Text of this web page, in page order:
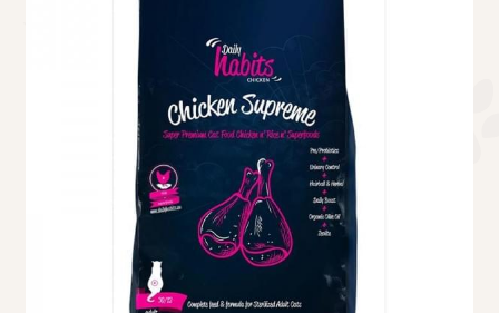
Κρεβατάκια
Τσάντες μεταφοράς
Επικοινωνία
Φροντίδα – Είδη Υγιεινής